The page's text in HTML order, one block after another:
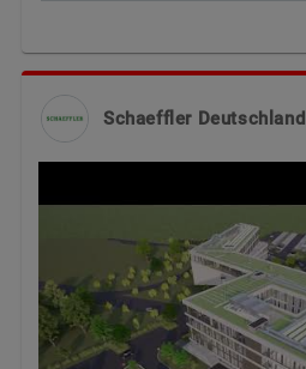
Schaeffler Deutschland